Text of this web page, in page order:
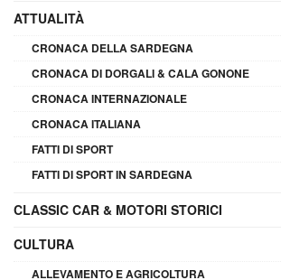
ATTUALITÀ
CRONACA DELLA SARDEGNA
CRONACA DI DORGALI & CALA GONONE
CRONACA INTERNAZIONALE
CRONACA ITALIANA
FATTI DI SPORT
FATTI DI SPORT IN SARDEGNA
CLASSIC CAR & MOTORI STORICI
CULTURA
ALLEVAMENTO E AGRICOLTURA